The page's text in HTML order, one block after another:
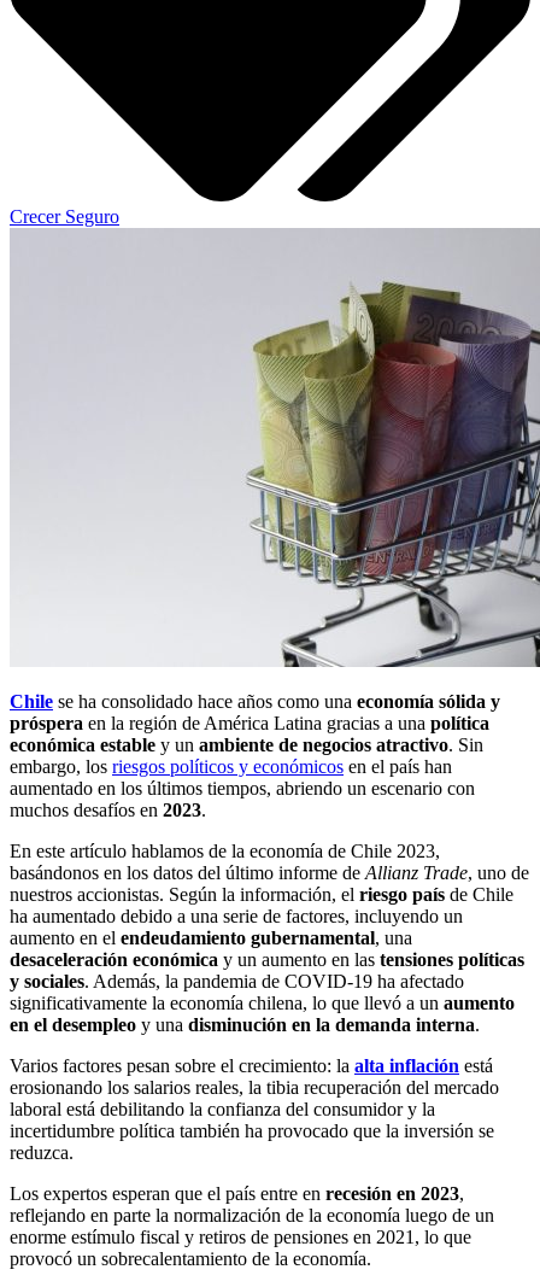
Crecer Seguro
Chile se ha consolidado hace años como una economía sólida y
próspera en la región de América Latina gracias a una política
económica estable y un ambiente de negocios atractivo. Sin
embargo, los riesgos políticos y económicos en el país han
aumentado en los últimos tiempos, abriendo un escenario con
muchos desafíos en 2023.
En este artículo hablamos de la economía de Chile 2023,
basándonos en los datos del último informe de Allianz Trade, uno de
nuestros accionistas. Según la información, el riesgo país de Chile
ha aumentado debido a una serie de factores, incluyendo un
aumento en el endeudamiento gubernamental, una
desaceleración económica y un aumento en las tensiones políticas
y sociales. Además, la pandemia de COVID-19 ha afectado
significativamente la economía chilena, lo que llevó a un aumento
en el desempleo y una disminución en la demanda interna.
Varios factores pesan sobre el crecimiento: la alta inflación está
erosionando los salarios reales, la tibia recuperación del mercado
laboral está debilitando la confianza del consumidor y la
incertidumbre política también ha provocado que la inversión se
reduzca.
Los expertos esperan que el país entre en recesión en 2023,
reflejando en parte la normalización de la economía luego de un
enorme estímulo fiscal y retiros de pensiones en 2021, lo que
provocó un sobrecalentamiento de la economía.